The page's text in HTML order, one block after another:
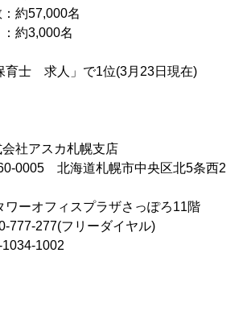
：約57,000名
約3,000名
育士 求人」で1位(3月23日現在)
社アスカ札幌支店
北海道札幌市中央区北5条西2
ィスプラザさっぽろ11階
277(フリーダイヤル)
1002